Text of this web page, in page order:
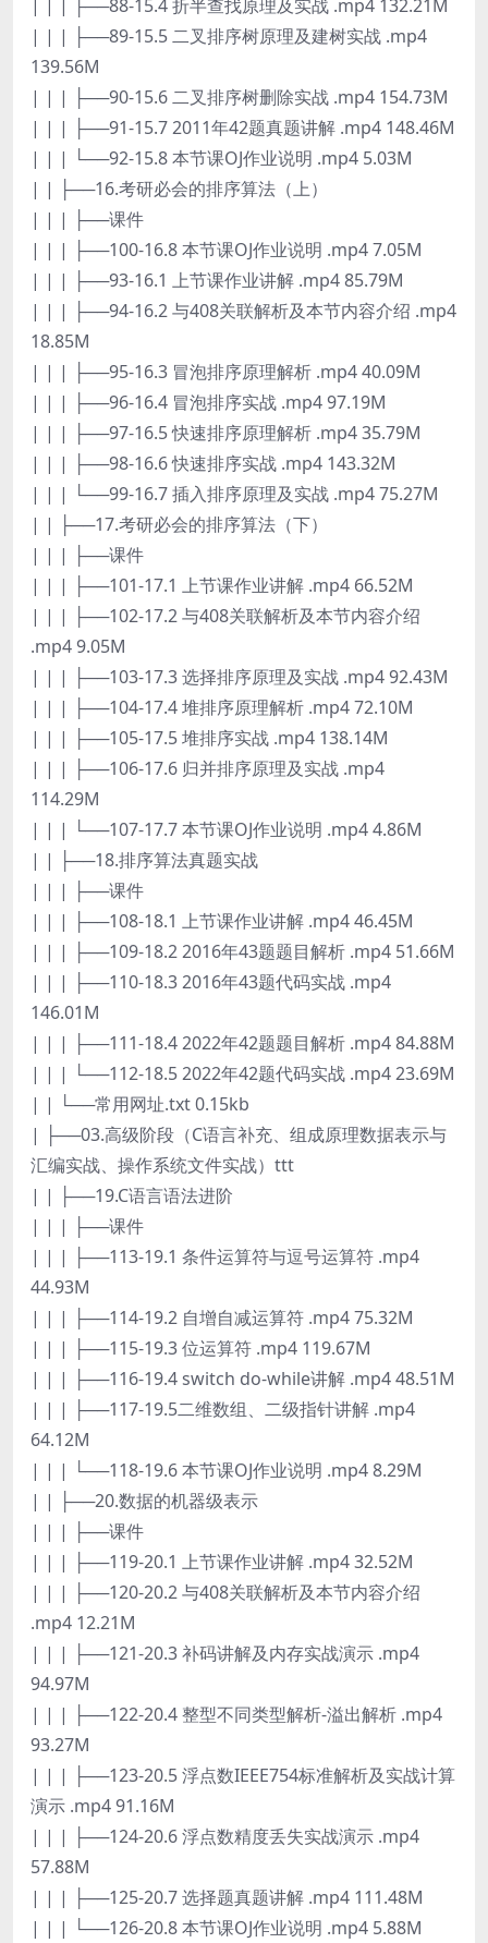
| | | ├──88-15.4 折半查找原理及实战 .mp4 132.21M
| | | ├──89-15.5 二叉排序树原理及建树实战 .mp4
139.56M
| | | ├──90-15.6 二叉排序树删除实战 .mp4 154.73M
| | | ├──91-15.7 2011年42题真题讲解 .mp4 148.46M
| | | └──92-15.8 本节课OJ作业说明 .mp4 5.03M
| | ├──16.考研必会的排序算法（上）
| | | ├──课件
| | | ├──100-16.8 本节课OJ作业说明 .mp4 7.05M
| | | ├──93-16.1 上节课作业讲解 .mp4 85.79M
| | | ├──94-16.2 与408关联解析及本节内容介绍 .mp4
18.85M
| | | ├──95-16.3 冒泡排序原理解析 .mp4 40.09M
| | | ├──96-16.4 冒泡排序实战 .mp4 97.19M
| | | ├──97-16.5 快速排序原理解析 .mp4 35.79M
| | | ├──98-16.6 快速排序实战 .mp4 143.32M
| | | └──99-16.7 插入排序原理及实战 .mp4 75.27M
| | ├──17.考研必会的排序算法（下）
| | | ├──课件
| | | ├──101-17.1 上节课作业讲解 .mp4 66.52M
| | | ├──102-17.2 与408关联解析及本节内容介绍
.mp4 9.05M
| | | ├──103-17.3 选择排序原理及实战 .mp4 92.43M
| | | ├──104-17.4 堆排序原理解析 .mp4 72.10M
| | | ├──105-17.5 堆排序实战 .mp4 138.14M
| | | ├──106-17.6 归并排序原理及实战 .mp4
114.29M
| | | └──107-17.7 本节课OJ作业说明 .mp4 4.86M
| | ├──18.排序算法真题实战
| | | ├──课件
| | | ├──108-18.1 上节课作业讲解 .mp4 46.45M
| | | ├──109-18.2 2016年43题题目解析 .mp4 51.66M
| | | ├──110-18.3 2016年43题代码实战 .mp4
146.01M
| | | ├──111-18.4 2022年42题题目解析 .mp4 84.88M
| | | └──112-18.5 2022年42题代码实战 .mp4 23.69M
| | └──常用网址.txt 0.15kb
| ├──03.高级阶段（C语言补充、组成原理数据表示与
汇编实战、操作系统文件实战）ttt
| | ├──19.C语言语法进阶
| | | ├──课件
| | | ├──113-19.1 条件运算符与逗号运算符 .mp4
44.93M
| | | ├──114-19.2 自增自减运算符 .mp4 75.32M
| | | ├──115-19.3 位运算符 .mp4 119.67M
| | | ├──116-19.4 switch do-while讲解 .mp4 48.51M
| | | ├──117-19.5二维数组、二级指针讲解 .mp4
64.12M
| | | └──118-19.6 本节课OJ作业说明 .mp4 8.29M
| | ├──20.数据的机器级表示
| | | ├──课件
| | | ├──119-20.1 上节课作业讲解 .mp4 32.52M
| | | ├──120-20.2 与408关联解析及本节内容介绍
.mp4 12.21M
| | | ├──121-20.3 补码讲解及内存实战演示 .mp4
94.97M
| | | ├──122-20.4 整型不同类型解析-溢出解析 .mp4
93.27M
| | | ├──123-20.5 浮点数IEEE754标准解析及实战计算
演示 .mp4 91.16M
| | | ├──124-20.6 浮点数精度丢失实战演示 .mp4
57.88M
| | | ├──125-20.7 选择题真题讲解 .mp4 111.48M
| | | └──126-20.8 本节课OJ作业说明 .mp4 5.88M